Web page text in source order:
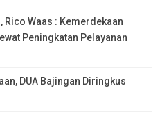
Rico Waas : Kemerdekaan
Peningkatan Pelayanan
DUA Bajingan Diringkus